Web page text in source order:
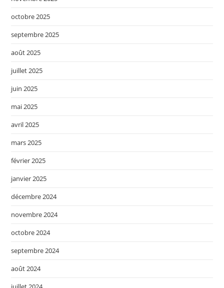
octobre 2025
septembre 2025
août 2025
juillet 2025
juin 2025
mai 2025
avril 2025
mars 2025
février 2025
janvier 2025
décembre 2024
novembre 2024
octobre 2024
septembre 2024
août 2024